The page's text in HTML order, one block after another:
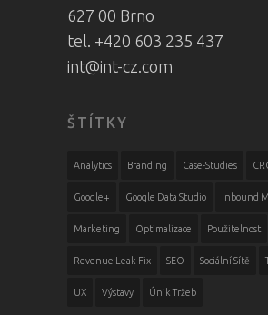
627 00 Brno
tel. +420 603 235 437
int@int-cz.com
ŠTÍTKY
Analytics Branding Case-Studies
Google+ Google Data Studio Inbound
Marketing Optimalizace Použitelnost
Revenue Leak Fix SEO Sociální Sítě
UX Výstavy Únik Tržeb